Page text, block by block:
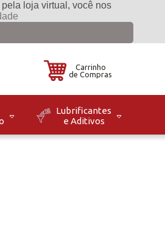
loja virtual, você nos
Carrinho
de Compras
Lubrificantes
e Aditivos